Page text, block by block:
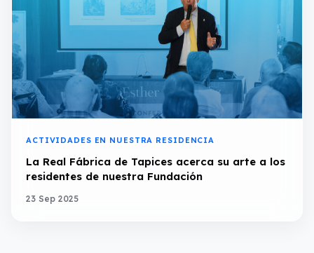
ACTIVIDADES EN NUESTRA RESIDENCIA
La Real Fábrica de Tapices acerca su arte a los
residentes de nuestra Fundación
23 Sep 2025